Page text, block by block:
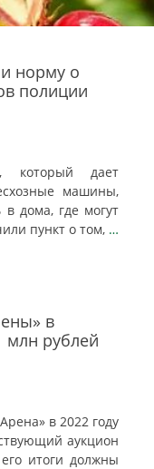
норму о
полиции
который дает
машины,
дома, где могут
пункт о том, …
в
млн рублей
в 2022 году
аукцион
итоги должны